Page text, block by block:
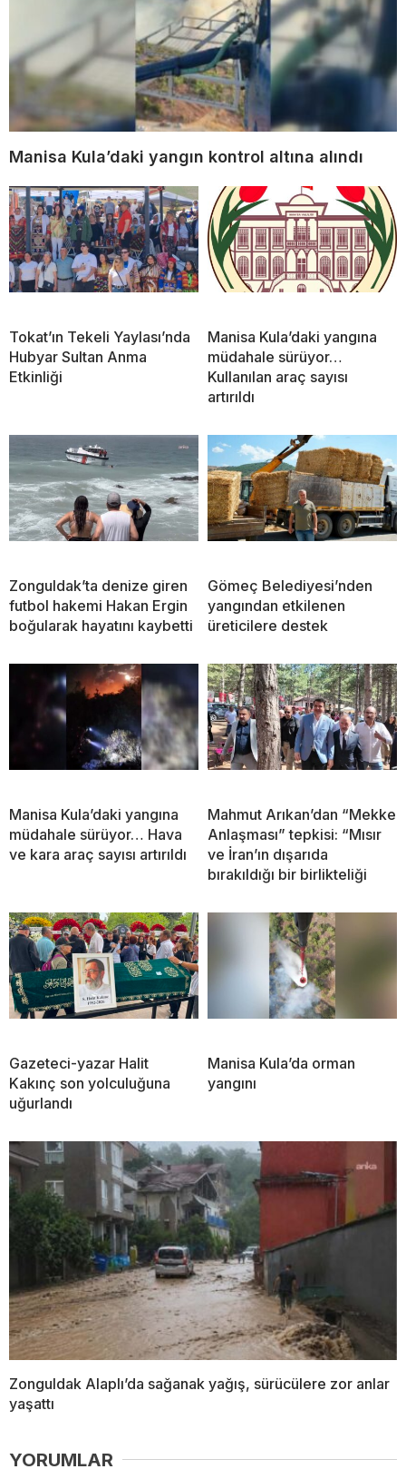
Manisa Kula’daki yangın kontrol altına alındı
Tokat’ın Tekeli Yaylası’nda
Hubyar Sultan Anma
Etkinliği
Manisa Kula’daki yangına
müdahale sürüyor…
Kullanılan araç sayısı
artırıldı
Zonguldak’ta denize giren
futbol hakemi Hakan Ergin
boğularak hayatını kaybetti
Gömeç Belediyesi’nden
yangından etkilenen
üreticilere destek
Manisa Kula’daki yangına
müdahale sürüyor… Hava
ve kara araç sayısı artırıldı
Mahmut Arıkan’dan “Mekke
Anlaşması” tepkisi: “Mısır
ve İran’ın dışarıda
bırakıldığı bir birlikteliği
Gazeteci-yazar Halit
Kakınç son yolculuğuna
uğurlandı
Manisa Kula’da orman
yangını
Zonguldak Alaplı’da sağanak yağış, sürücülere zor anlar
yaşattı
YORUMLAR